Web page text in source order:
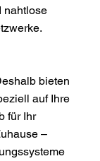
nahtlose
bieten
auf Ihre
für Ihr
–